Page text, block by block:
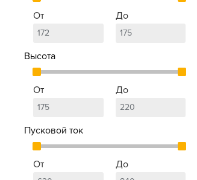
От До
Высота
От До
Пусковой ток
От До